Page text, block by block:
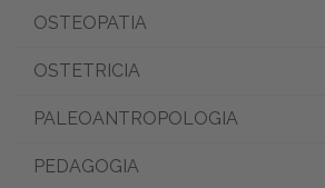
OSTEOPATIA
OSTETRICIA
PALEOANTROPOLOGIA
PEDAGOGIA